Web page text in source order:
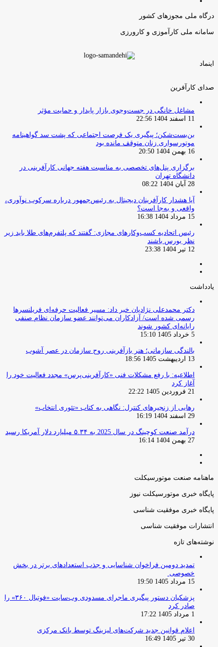
درگاه ملی مجوزهای کشور
سامانه ملی کارآموزی و کارورزی
اینماد
صدای کارآفرین
مشاغل خانگی در جست‌وجوی بازار پایدار و حمایت مؤثر
11 اسفند 1404 22:56
بن‌بست‌شکن؛ پیگیری یک فرصت اجتماعی که پشت سد گواهینامه
موتورسواری زنان متوقف مانده بود
16 بهمن 1404 20:50
برگزاری پنل‌های تخصصی به مناسبت هفته جهانی کارآفرینی در
دانشگاه تهران
28 آبان 1404 08:22
آیا هشدار کارآفرینان دیجیتال به رئیس‌جمهور درباره سرکوب نوآوری،
واقعی و به‌جا است؟
15 مرداد 1404 16:38
‏رئیس اتحادیه کسب‌وکارهای مجازی: گفتند که پلتفرم‌های طلا باید زیر
نظر بورس باشند
12 تیر 1404 23:38
یادداشت
دکتر محمدعلی نژادیان خبر داد: مسیر فعالیت حرفه‌ای فریلنسرها
رسمی شده است/ آزادکاران می‌توانند عضو سازمان نظام صنفی
رایانه‌ای کشور شوند
5 خرداد 1405 15:10
بالندگی سازمانی؛ هنر بازآفرینی روح سازمان در عصر آشوب
13 اردیبهشت 1405 18:56
اطلاعیه: با رفع مشکلات فنی «کارآفرینی‌پرس» مجدد فعالیت خود را
آغاز کرد
21 فروردین 1405 22:22
رهایی از زنجیرهای کنترل: نگاهی به کتاب «تئوری انتخاب»
29 اسفند 1404 16:19
درآمد صنعت کوچینگ در سال 2025 به ۵.۳۴ میلیارد دلار آمریکا رسید
27 بهمن 1404 16:14
ماهنامه صنعت موتورسیکلت
پایگاه خبری موتورسیکلت نیوز
پایگاه خبری موفقیت شناسی
انتشارات موفقیت شناسی
نوشته‌های تازه
تمدید دومین فراخوان شناسایی و جذب استعدادهای برتر در بخش
خصوصی
15 مرداد 1405 19:50
پزشکیان دستور پیگیری ماجرای مسدودی وب‌سایت «فوتبال ۳۶۰» را
صادر کرد
1 مرداد 1405 17:22
اعلام قوانین جدید شرکت‌های لیزینگ توسط بانک مرکزی
30 تیر 1405 16:49